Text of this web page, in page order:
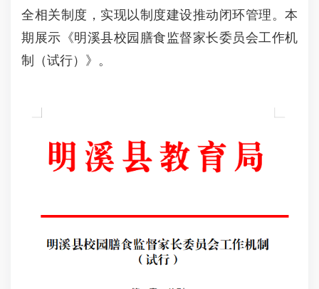
全相关制度，实现以制度建设推动闭环管理。本
期展示《明溪县校园膳食监督家长委员会工作机
制（试行）》。